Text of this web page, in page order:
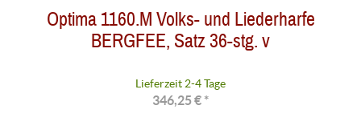
Optima 1160.M Volks- und Liederharfe
BERGFEE, Satz 36-stg. v
Lieferzeit 2-4 Tage
346,25 € *